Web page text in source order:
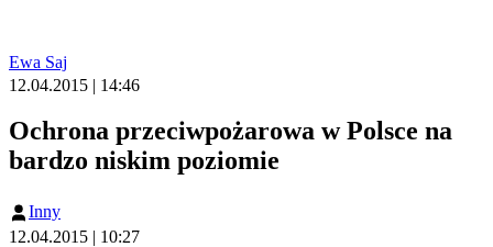
Ewa Saj
12.04.2015 | 14:46
Ochrona przeciwpożarowa w Polsce na
bardzo niskim poziomie
Inny
12.04.2015 | 10:27